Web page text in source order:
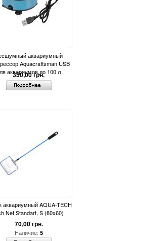
аквариумный
Aquacraftsman USB
аквариумов до 100 л
350,00 грн.
аквариумный AQUA-TECH
Net Standart, S (80х60)
70,00 грн.
Наличие: 5